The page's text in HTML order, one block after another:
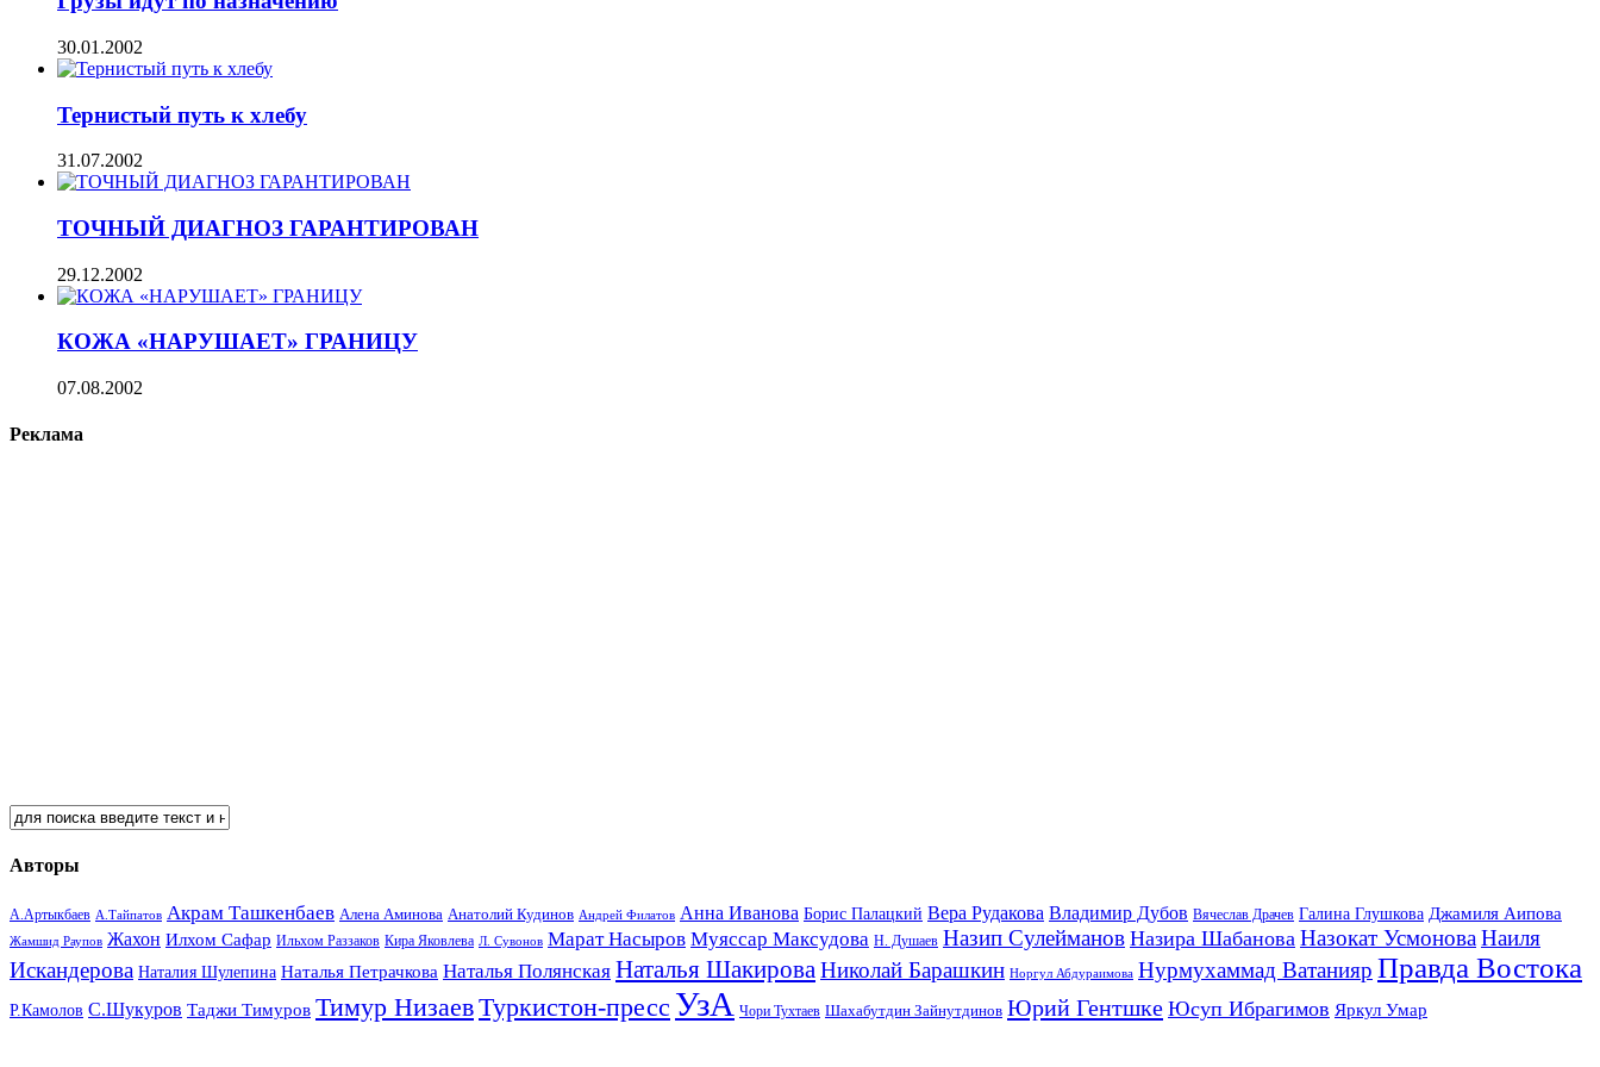
30.01.2002
Тернистый путь к хлебу
31.07.2002
ТОЧНЫЙ ДИАГНОЗ ГАРАНТИРОВАН
29.12.2002
КОЖА «НАРУШАЕТ» ГРАНИЦУ
07.08.2002
Реклама
Авторы
А.Артыкбаев А.Тайпатов Акрам Ташкенбаев Алена Аминова Анатолий Кудинов Андрей Филатов Анна Иванова Борис Палацкий Вера Рудакова Владимир Дубов Вячеслав Драчев Галина Глушкова Джамиля Аипова
Жамшид Раупов Жахон Илхом Сафар Ильхом Раззаков Кира Яковлева Л. Сувонов Марат Насыров Муяссар Максудова Н. Душаев Назип Сулейманов Назира Шабанова Назокат УсмоноваНаиля
Искандерова Наталия Шулепина Наталья Петрачкова Наталья Полянская Наталья Шакирова Николай Барашкин Норгул Абдураимова Нурмухаммад Ватанияр Правда Востока
Р.Камолов С.Шукуров Таджи Тимуров Тимур НизаевТуркистон-пресс УзА Чори Тухтаев Шахабутдин Зайнутдинов Юрий Гентшке Юсуп Ибрагимов Яркул Умар